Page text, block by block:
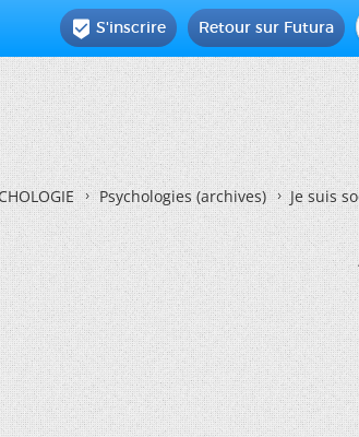
Retour sur Futura
 S'inscrire
Psychologies (archives) Je suis